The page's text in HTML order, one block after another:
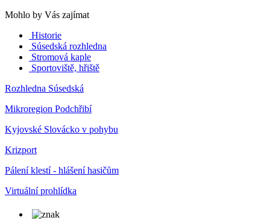
Mohlo by Vás zajímat
Historie
Súsedská rozhledna
Stromová kaple
Sportoviště, hřiště
Rozhledna Súsedská
Mikroregion Podchřibí
Kyjovské Slovácko v pohybu
Krizport
Pálení klestí - hlášení hasičům
Virtuální prohlídka